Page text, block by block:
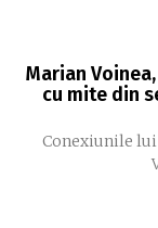
Marian
cu mite din
Conexiunile